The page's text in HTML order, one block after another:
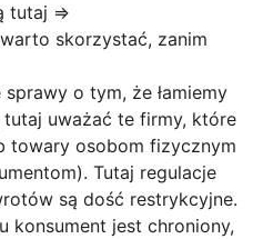
tutaj =>
skorzystać, zanim
o tym, że łamiemy
uważać te firmy, które
towary osobom fizycznym
Tutaj regulacje
są dość restrykcyjne.
konsument jest chroniony,